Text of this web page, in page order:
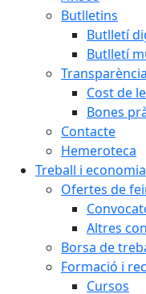
Butlletins
Butlletí
Butlletí
Transparència
Cost de
Bones
Contacte
Hemeroteca
Treball i economia
Ofertes de
Altres
Borsa de
Formació i
Cursos